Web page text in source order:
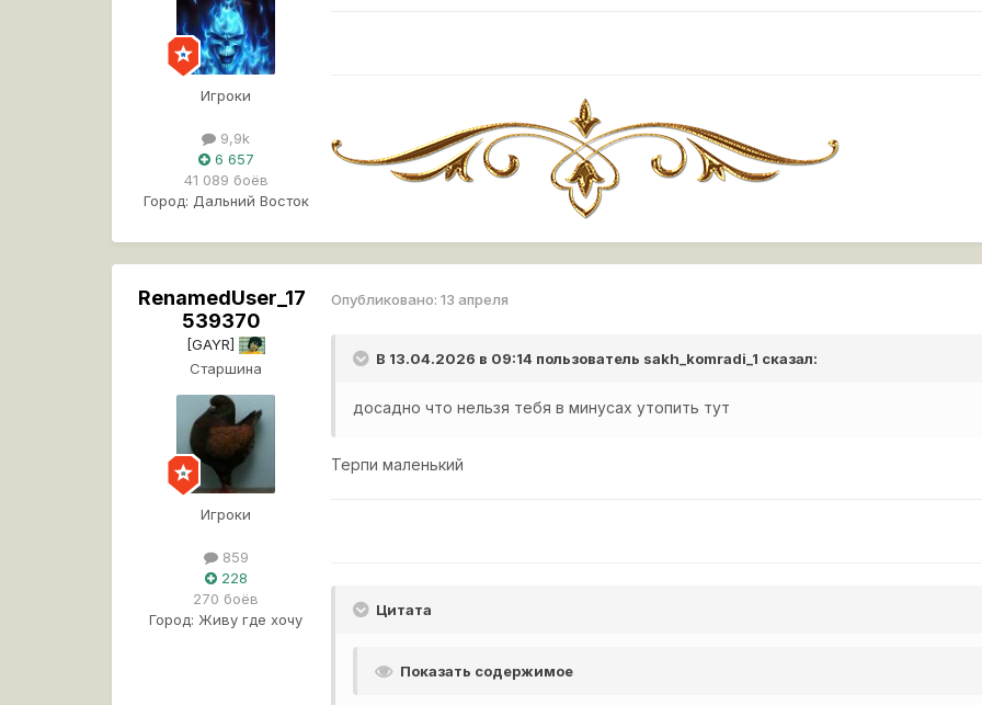
Игроки
9,9k
6 657
41 089 боёв
Город: Дальний Восток
RenamedUser_17
539370
[GAYR]
Старшина
Игроки
859
228
270 боёв
Город: Живу где хочу
Опубликовано:13 апреля
В 13.04.2026 в 09:14 пользователь sakh_komradi_1 сказал:
досадно что нельзя тебя в минусах утопить тут
Терпи маленький
Цитата
Показать содержимое